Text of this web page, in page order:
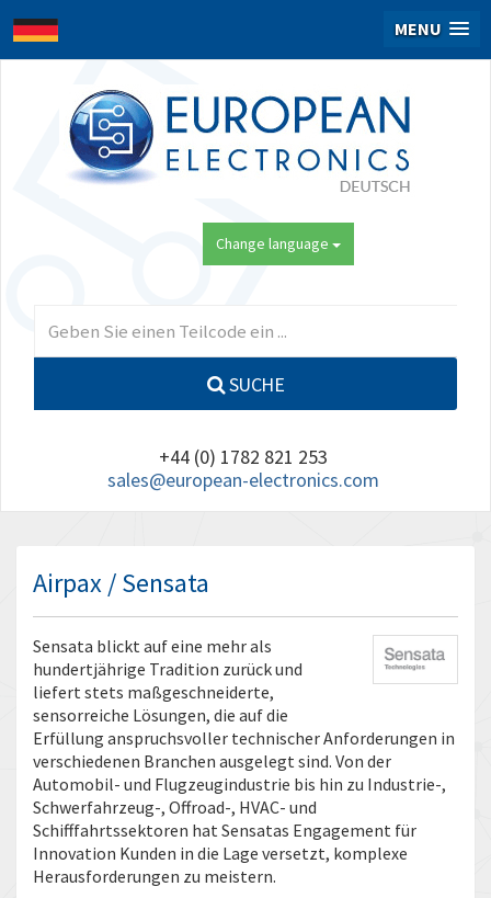
MENU
Change language
SUCHE
+44 (0) 1782 821 253
sales@european-electronics.com
Airpax / Sensata
Sensata blickt auf eine mehr als
hundertjährige Tradition zurück und
liefert stets maßgeschneiderte,
sensorreiche Lösungen, die auf die
Erfüllung anspruchsvoller technischer Anforderungen in
verschiedenen Branchen ausgelegt sind. Von der
Automobil- und Flugzeugindustrie bis hin zu Industrie-,
Schwerfahrzeug-, Offroad-, HVAC- und
Schifffahrtssektoren hat Sensatas Engagement für
Innovation Kunden in die Lage versetzt, komplexe
Herausforderungen zu meistern.